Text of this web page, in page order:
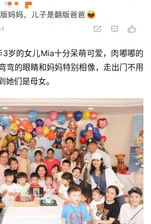
3岁的女儿Mia十分呆萌可爱，肉嘟嘟的
弯的眼睛和妈妈特别相像，走出门不用
她们是母女。